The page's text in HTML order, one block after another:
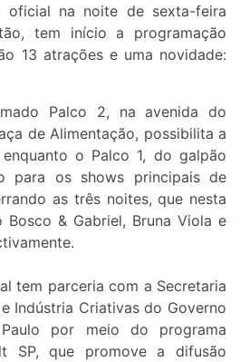
oficial na noite de sexta-feira
tem início a programação
13 atrações e uma novidade:
Palco 2, na avenida do
de Alimentação, possibilita a
o Palco 1, do galpão
para os shows principais de
as três noites, que nesta
& Gabriel, Bruna Viola e
tem parceria com a Secretaria
Indústria Criativas do Governo
por meio do programa
SP, que promove a difusão